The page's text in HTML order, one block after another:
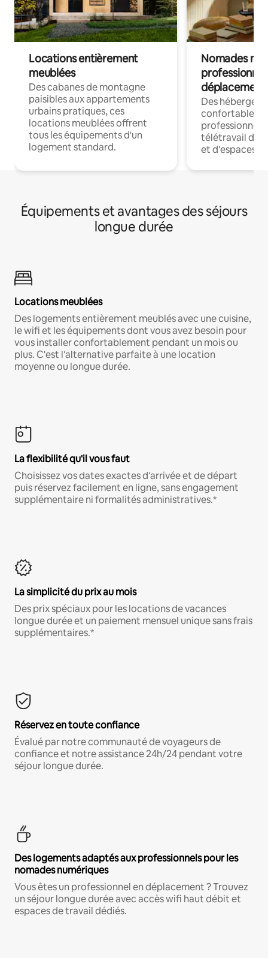
Locations entièrement
meublées
Des cabanes de montagne
paisibles aux appartements
urbains pratiques, ces
locations meublées offrent
tous les équipements d'un
logement standard.
Nomades
déplacement
Des
confortables
professionnels
télétravail
et d'espaces
Équipements et avantages des séjours
longue durée
Locations meublées
Des logements entièrement meublés avec une cuisine,
le wifi et les équipements dont vous avez besoin pour
vous installer confortablement pendant un mois ou
plus. C'est l'alternative parfaite à une location
moyenne ou longue durée.
La flexibilité qu'il vous faut
Choisissez vos dates exactes d'arrivée et de départ
puis réservez facilement en ligne, sans engagement
supplémentaire ni formalités administratives.*
La simplicité du prix au mois
Des prix spéciaux pour les locations de vacances
longue durée et un paiement mensuel unique sans frais
supplémentaires.*
Réservez en toute confiance
Évalué par notre communauté de voyageurs de
confiance et notre assistance 24h/24 pendant votre
séjour longue durée.
Des logements adaptés aux professionnels pour les
nomades numériques
Vous êtes un professionnel en déplacement ? Trouvez
un séjour longue durée avec accès wifi haut débit et
espaces de travail dédiés.